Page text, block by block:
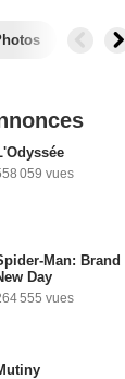
Musique
059 vues
Man: Brand
Day
555 vues